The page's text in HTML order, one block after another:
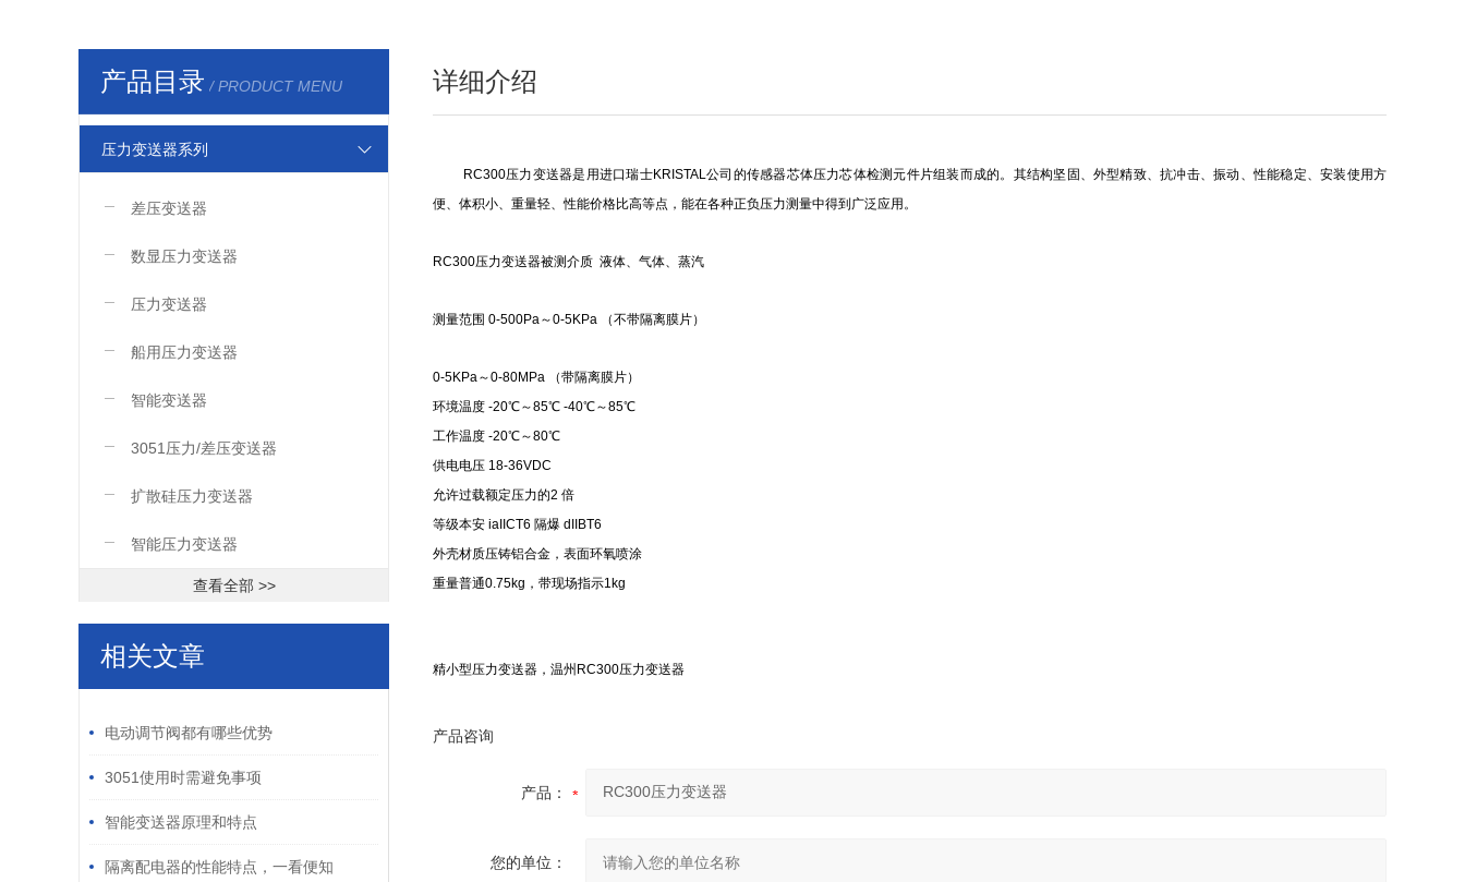
产品目录 / PRODUCT MENU
压力变送器系列
差压变送器
数显压力变送器
压力变送器
船用压力变送器
智能变送器
3051压力/差压变送器
扩散硅压力变送器
智能压力变送器
查看全部 >>
相关文章
电动调节阀都有哪些优势
3051使用时需避免事项
智能变送器原理和特点
隔离配电器的性能特点，一看便知
详细介绍
RC300压力变送器是用进口瑞士KRISTAL公司的传感器芯体压力芯体检测元件片组装而成的。其结构坚固、外型精致、抗冲击、振动、性能稳定、安装使用方
便、体积小、重量轻、性能价格比高等点，能在各种正负压力测量中得到广泛应用。
RC300压力变送器被测介质 液体、气体、蒸汽
测量范围 0-500Pa～0-5KPa （不带隔离膜片）
0-5KPa～0-80MPa （带隔离膜片）
环境温度 -20℃～85℃ -40℃～85℃
工作温度 -20℃～80℃
供电电压 18-36VDC
允许过载额定压力的2 倍
等级本安 iaIICT6 隔爆 dIIBT6
外壳材质压铸铝合金，表面环氧喷涂
重量普通0.75kg，带现场指示1kg
精小型压力变送器，温州RC300压力变送器
产品咨询
产品：
您的单位：